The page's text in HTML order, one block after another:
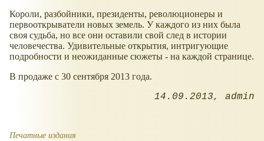
Короли, разбойники, президенты, революционеры и
первооткрыватели новых земель. У каждого из них была
своя судьба, но все они оставили свой след в истории
человечества. Удивительные открытия, интригующие
подробности и неожиданные сюжеты - на каждой странице.
В продаже с 30 сентября 2013 года.
14.09.2013 admin
Печатные издания